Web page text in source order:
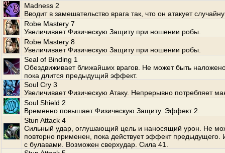
Madness 2
Вводит в замешательство врага так, что он атакует
Robe Mastery 7
Увеличивает Физическую Защиту при ношении робы.
Robe Mastery 8
Увеличивает Физическую Защиту при ношении робы.
Seal of Binding 1
Обездвиживает ближайших врагов. Не может быть
пока длится предыдущий эффект.
Soul Cry 3
Увеличивает Физическую Атаку. Непрерывно потребляет
Soul Shield 2
Временно повышает Физическую Защиту. Эффект 2.
Stun Attack 4
Сильный удар, оглушающий цель и наносящий урон. Не
повторно применен, пока действует эффект предыдущего.
с булавами. Возможен сверхудар. Сила 41.